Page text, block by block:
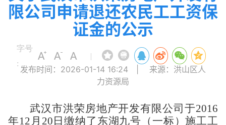
限公司申请退还农民工工资保
证金的公示
字号
:
|
发布时间：2026-01-14 16:24
来源：洪山区人
力资源局
武汉市洪荣房地产开发有限公司于2016
年12 月 20 日缴纳了东湖九号（一标）施工工